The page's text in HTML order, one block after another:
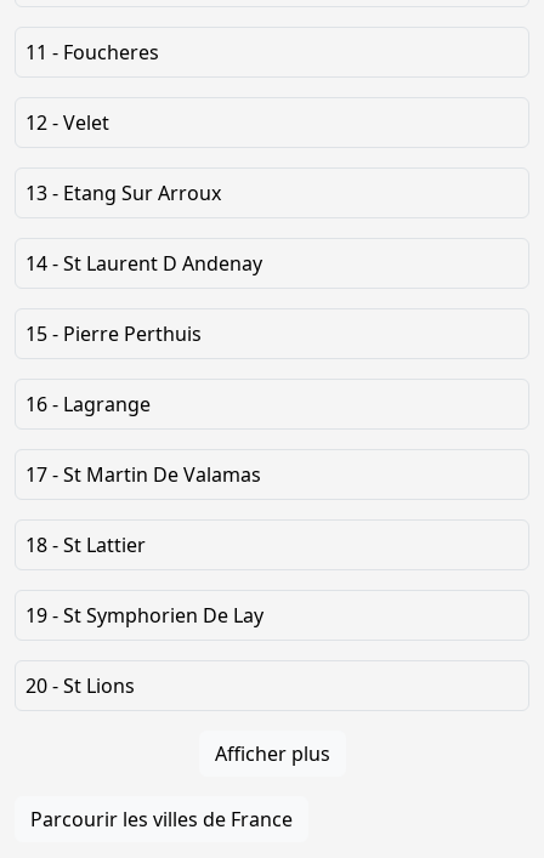
11 - Foucheres
12 - Velet
13 - Etang Sur Arroux
14 - St Laurent D Andenay
15 - Pierre Perthuis
16 - Lagrange
17 - St Martin De Valamas
18 - St Lattier
19 - St Symphorien De Lay
20 - St Lions
Afficher plus
Parcourir les villes de France